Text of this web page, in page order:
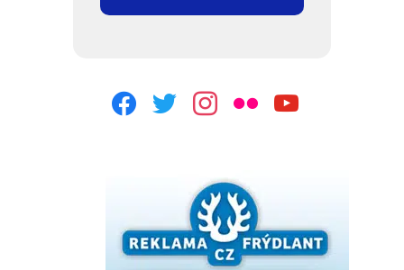
facebooktwitterinstagram
flickr youtube